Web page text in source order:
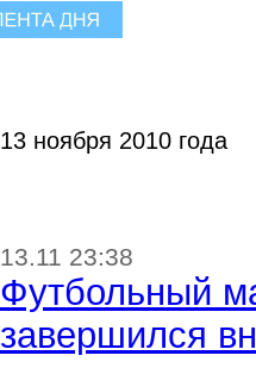
13 ноября 2010 года
13.11 23:38
Футбольный
завершился